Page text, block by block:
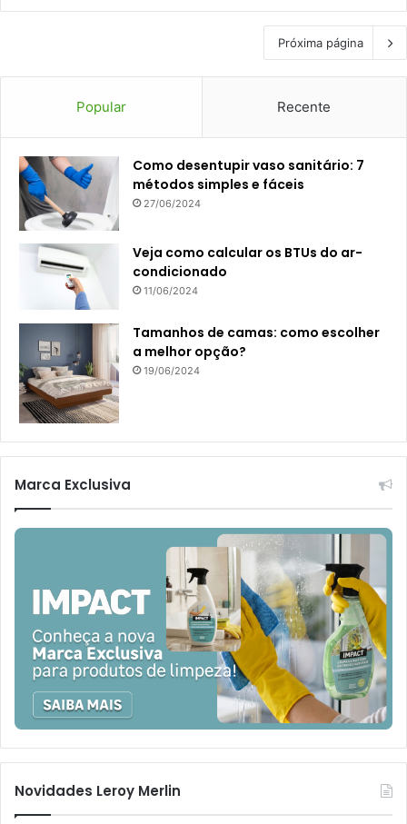
Próxima página
Popular Recente
Como desentupir vaso sanitário: 7
métodos simples e fáceis
27/06/2024
Veja como calcular os BTUs do ar-
condicionado
11/06/2024
Tamanhos de camas: como escolher
a melhor opção?
19/06/2024
Marca Exclusiva
Novidades Leroy Merlin